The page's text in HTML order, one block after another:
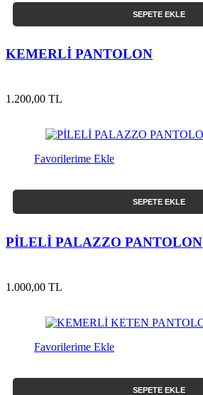
SEPETE EKLE
KEMERLİ PANTOLON
1.200,00 TL
Favorilerime Ekle
SEPETE EKLE
PİLELİ PALAZZO PANTOLON
1.000,00 TL
Favorilerime Ekle
SEPETE EKLE